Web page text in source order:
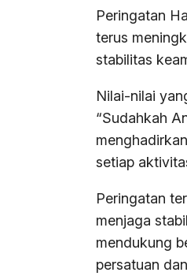
Peringatan
terus
stabilitas
Nilai-nilai
“Sudahkah
setiap
Peringatan
menjaga
mendukung
persatuan